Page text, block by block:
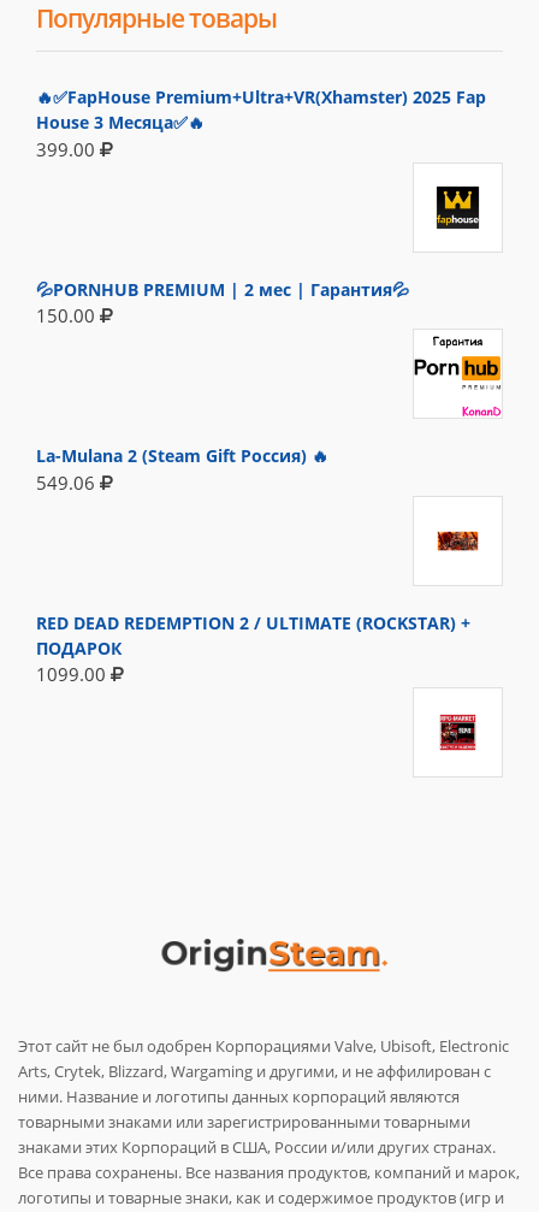
Популярные товары
🔥✅FapHouse Premium+Ultra+VR(Xhamster) 2025 Fap
House 3 Месяца✅🔥
399.00
💦PORNHUB PREMIUM | 2 мес | Гарантия💦
150.00
La-Mulana 2 (Steam Gift Россия) 🔥
549.06
RED DEAD REDEMPTION 2 / ULTIMATE (ROCKSTAR) +
ПОДАРОК
1099.00
Этот сайт не был одобрен Корпорациями Valve, Ubisoft, Electronic
Arts, Crytek, Blizzard, Wargaming и другими, и не аффилирован с
ними. Название и логотипы данных корпораций являются
товарными знаками или зарегистрированными товарными
знаками этих Корпораций в США, России и/или других странах.
Все права сохранены. Все названия продуктов, компаний и марок,
логотипы и товарные знаки, как и содержимое продуктов (игр и